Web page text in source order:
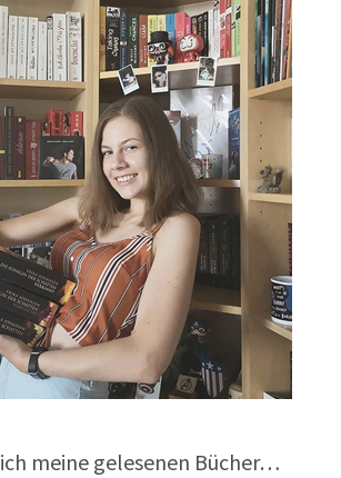
meine gelesenen Bücher…